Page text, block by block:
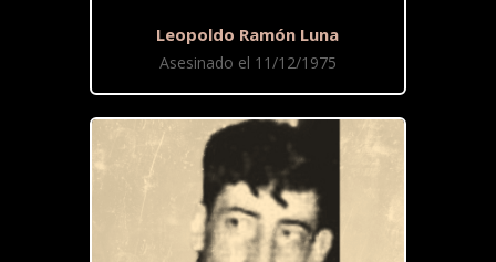
Leopoldo Ramón Luna
Asesinado el 11/12/1975